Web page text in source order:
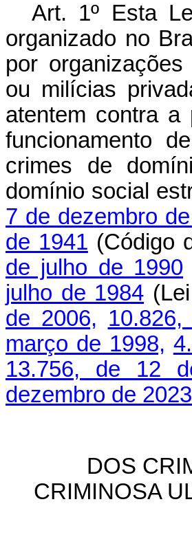
Art. 1º Esta
organizado no
por
ou milícias
atentem contra
funcionamento
crimes de
domínio social
7 de dezembro
de 1941 (Código
de julho de 1990
julho de 1984
de 2006,
março de 1998,
13.756, de 12
dezembro de
DOS
CRIMINOSA